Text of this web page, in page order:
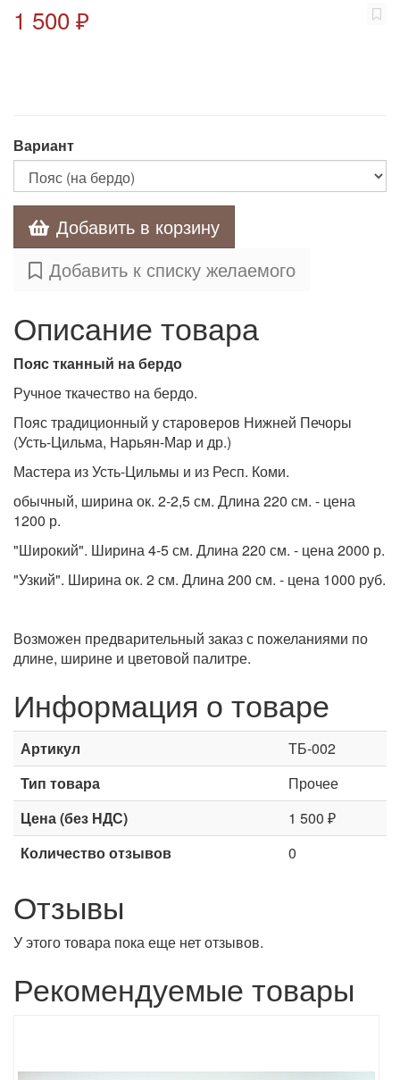
1 500 ₽
Вариант
Добавить в корзину
Добавить к списку желаемого
Описание товара
Пояс тканный на бердо
Ручное ткачество на бердо.
Пояс традиционный у староверов Нижней Печоры
(Усть-Цильма, Нарьян-Мар и др.)
Мастера из Усть-Цильмы и из Респ. Коми.
обычный, ширина ок. 2-2,5 см. Длина 220 см. - цена
1200 р.
"Широкий". Ширина 4-5 см. Длина 220 см. - цена 2000 р.
"Узкий". Ширина ок. 2 см. Длина 200 см. - цена 1000 руб.
Возможен предварительный заказ с пожеланиями по
длине, ширине и цветовой палитре.
Информация о товаре
Артикул
ТБ-002
Тип товара
Прочее
Цена (без НДС)
1 500 ₽
Количество отзывов
0
Отзывы
У этого товара пока еще нет отзывов.
Рекомендуемые товары